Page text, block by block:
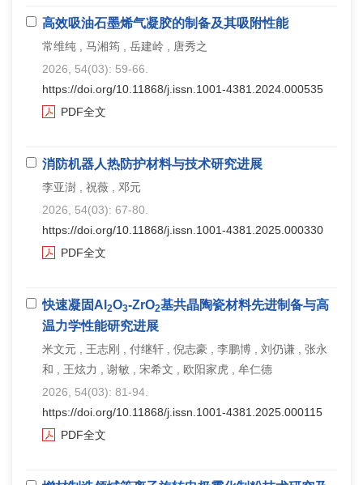
高效吸油石墨烯气凝胶的制备及其吸附性能
常维纯 , 马湘筠 , 岳建岭 , 唐秀之
2026, 54(03): 59-66.
https://doi.org/10.11868/j.issn.1001-4381.2024.000535
PDF全文
消防机器人热防护材料与技术研究进展
李亚澍 , 祝薇 , 邓元
2026, 54(03): 67-80.
https://doi.org/10.11868/j.issn.1001-4381.2025.000330
PDF全文
快速凝固Al 2O3-ZrO2基共晶陶瓷材料先进制备与高
温力学性能研究进展
米文元 , 王志刚 , 付继轩 , 倪志豪 , 李鹏博 , 刘仍谦 , 张永
和 , 王炫力 , 谢敏 , 宋希文 , 欧阳家虎 , 牟仁德
2026, 54(03): 81-94.
https://doi.org/10.11868/j.issn.1001-4381.2025.000115
PDF全文